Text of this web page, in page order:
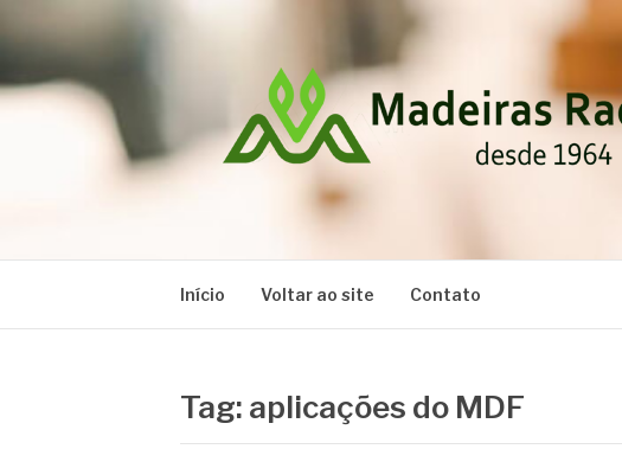
para
conteúdo
MADEIRAS RADIAL
Início Voltar ao site Contato
Tag: aplicações do MDF